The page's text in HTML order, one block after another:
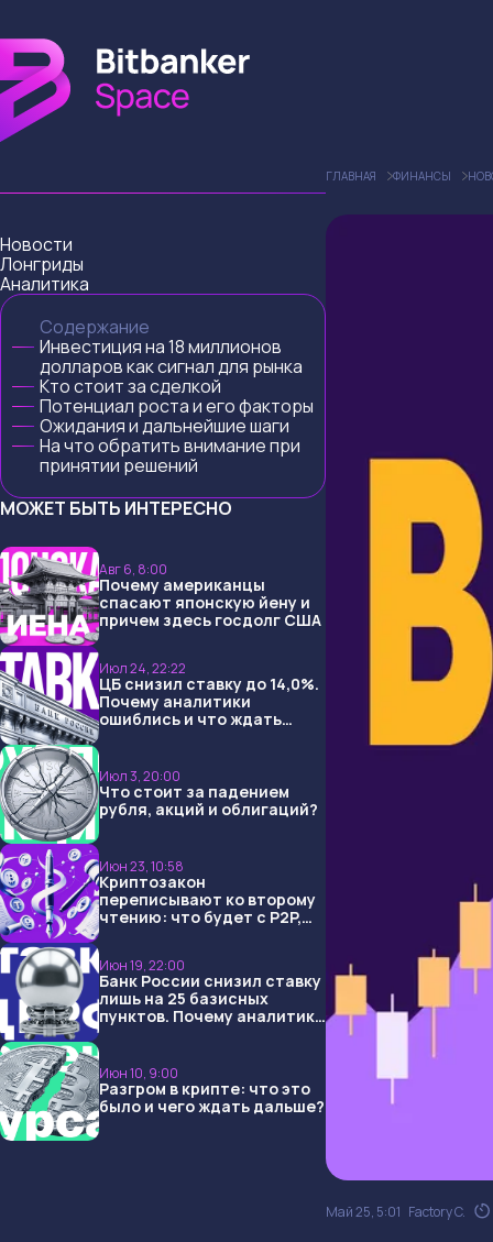
Новости
Лонгриды
Аналитика
Содержание
Инвестиция на 18 миллионов
долларов как сигнал для рынка
Кто стоит за сделкой
Потенциал роста и его факторы
Ожидания и дальнейшие шаги
На что обратить внимание при
принятии решений
МОЖЕТ БЫТЬ ИНТЕРЕСНО
Авг 6, 8:00
Почему американцы
спасают японскую йену и
причем здесь госдолг США
Июл 24, 22:22
ЦБ снизил ставку до 14,0%.
Почему аналитики
ошиблись и что ждать
Июл 3, 20:00
Что стоит за падением
рубля, акций и облигаций?
Июн 23, 10:58
Криптозакон
переписывают ко второму
чтению: что будет с P2P,
Июн 19, 22:00
Банк России снизил ставку
лишь на 25 базисных
пунктов. Почему аналитики
Июн 10, 9:00
Разгром в крипте: что это
было и чего ждать дальше?
ГЛАВНАЯ ФИНАНСЫ
Май 25, 5:01 Factory C.